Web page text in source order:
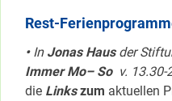
Rest-
•InJonas Hausder
Immer Mo– So v. 13.30-
die Linkszum aktuellen